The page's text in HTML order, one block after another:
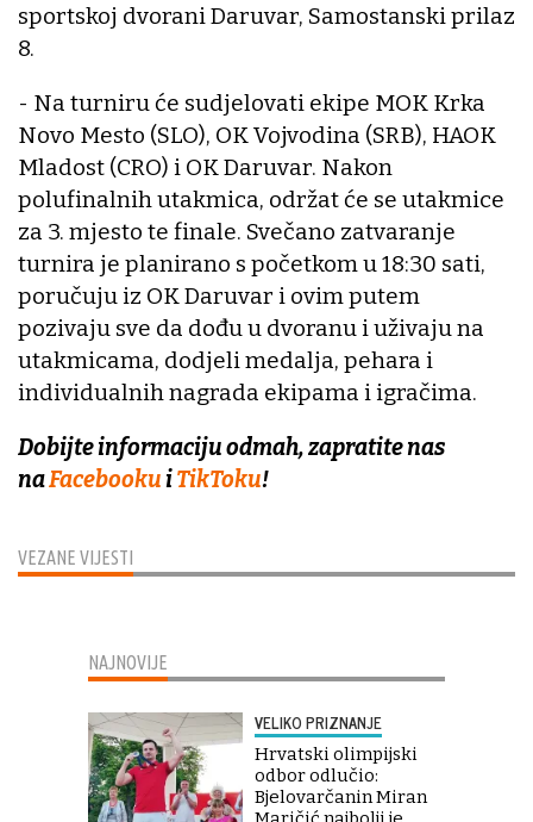
VEZANE VIJESTI
sportskoj dvorani Daruvar, Samostanski prilaz
8.
- Na turniru će sudjelovati ekipe MOK Krka
Novo Mesto (SLO), OK Vojvodina (SRB), HAOK
Mladost (CRO) i OK Daruvar. Nakon
polufinalnih utakmica, održat će se utakmice
za 3. mjesto te finale. Svečano zatvaranje
turnira je planirano s početkom u 18:30 sati,
poručuju iz OK Daruvar i ovim putem
pozivaju sve da dođu u dvoranu i uživaju na
utakmicama, dodjeli medalja, pehara i
individualnih nagrada ekipama i igračima.
Dobijte informaciju odmah, zapratite nas
naFacebookuiTikToku!
NAJNOVIJE
VELIKO PRIZNANJE
Hrvatski olimpijski
odbor odlučio:
Bjelovarčanin Miran